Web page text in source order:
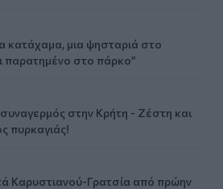
κατάχαμα, μια ψησταριά στο
παρατημένο στο πάρκο”
στην Κρήτη - Ζέστη και
πυρκαγιάς!
Καρυστιανού-Γρατσία από πρώην